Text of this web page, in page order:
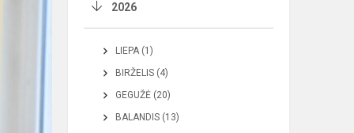
2026
LIEPA (1)
BIRŽELIS (4)
GEGUŽĖ (20)
BALANDIS (13)